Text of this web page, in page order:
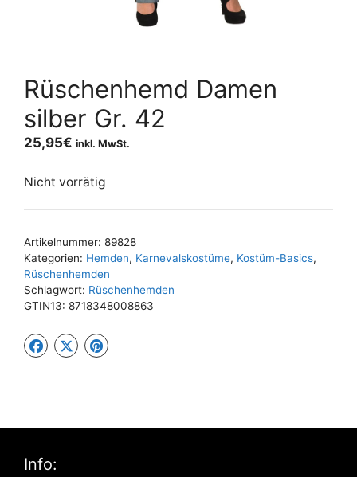
Rüschenhemd Damen
silber Gr. 42
25,95€ inkl. MwSt.
Nicht vorrätig
Artikelnummer: 89828
Kategorien: Hemden, Karnevalskostüme, Kostüm-Basics,
Rüschenhemden
Schlagwort: Rüschenhemden
GTIN13: 8718348008863
Info: